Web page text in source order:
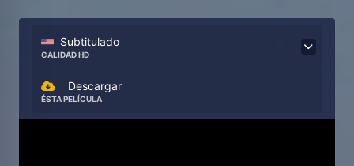
Subtitulado
CALIDAD HD
Descargar
ÉSTA PELÍCULA